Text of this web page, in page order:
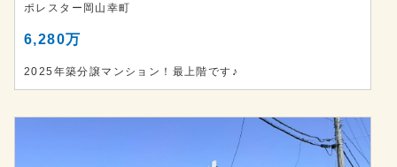
ポレスター岡山幸町
6,280万
2025年築分譲マンション！最上階です♪